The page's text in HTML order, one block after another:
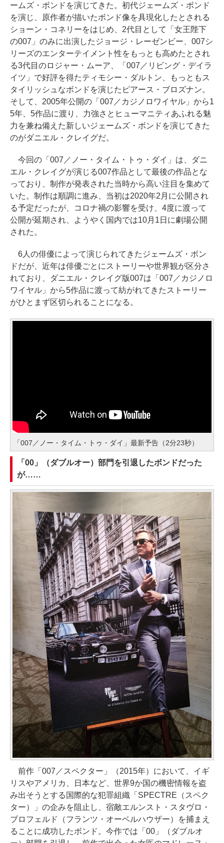
ームズ・ボンドを演じてきた。初代ジェームズ・ボンド
を演じ、原作者が描いたボンド像を具現化したとされる
ショーン・コネリーをはじめ、2代目として「女王陛下
の007」のみに出演したジョージ・レーゼンビー、007シ
リーズのエンターテイメント性をもっとも高めたとされ
る3代目のロジャー・ムーア、「007／リビング・デイラ
イツ」で好評を得たティモシー・ダルトン、もっともス
タイリッシュなボンドを演じたピアース・ブロズナン。
そして、2005年公開の「007／カジノロワイヤル」から1
5年、5作品に渡り、力強さとヒューマニティあふれる魅
力を兼ね備えた新しいジェームズ・ボンドを演じてきた
のがダニエル・クレイグだ。
今回の「007／ノー・タイム・トゥ・ダイ」は、ダニ
エル・クレイグが演じる007作品として最後の作品とな
っており、制作が発表された当時から高い注目を集めて
いた。制作は順調に進み、当初は2020年2月に公開され
る予定だったが、コロナ禍の影響を受け、4度に渡って
公開が延期され、ようやく国内では10月1日に劇場公開
された。
6人の俳優によって演じられてきたジェームズ・ボン
ドだが、近年は俳優ごとにストーリーや世界観が区分さ
れており、ダニエル・クレイグ版007は「007／カジノロ
ワイヤル」から5作品に渡って紡がれてきたストーリー
がひとまず区切られることになる。
「007／ノー・タイム・トゥ・ダイ」最新予告（2分23秒）
「00」（ダブルオー）部門を引退したボンドだった
が……
前作「007／スペクター」（2015年）において、イギ
リスやアメリカ、日本など、世界9か国の機密情報を盗
み出そうとする国際的な犯罪組織「SPECTRE（スペク
ター）」の企みを阻止し、宿敵エルンスト・スタヴロ・
ブロフェルド（フランツ・オーベルハウザー）を捕まえ
ることに成功したボンド。今作では「00」（ダブルオ